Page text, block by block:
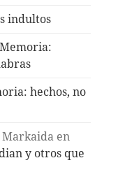
indultos
Memoria:
hechos, no
en
y otros que